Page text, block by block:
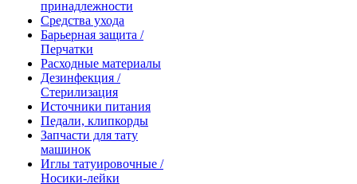
принадлежности
Средства ухода
Барьерная защита /
Перчатки
Расходные материалы
Дезинфекция /
Стерилизация
Источники питания
Педали, клипкорды
Запчасти для тату
машинок
Иглы татуировочные /
Носики-лейки